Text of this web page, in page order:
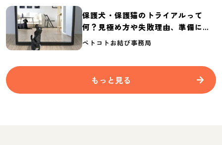
保護犬・保護猫のトライアルって
何？見極め方や失敗理由、準備に必
要なものを紹介
ペトコトお結び事務局
もっと見る